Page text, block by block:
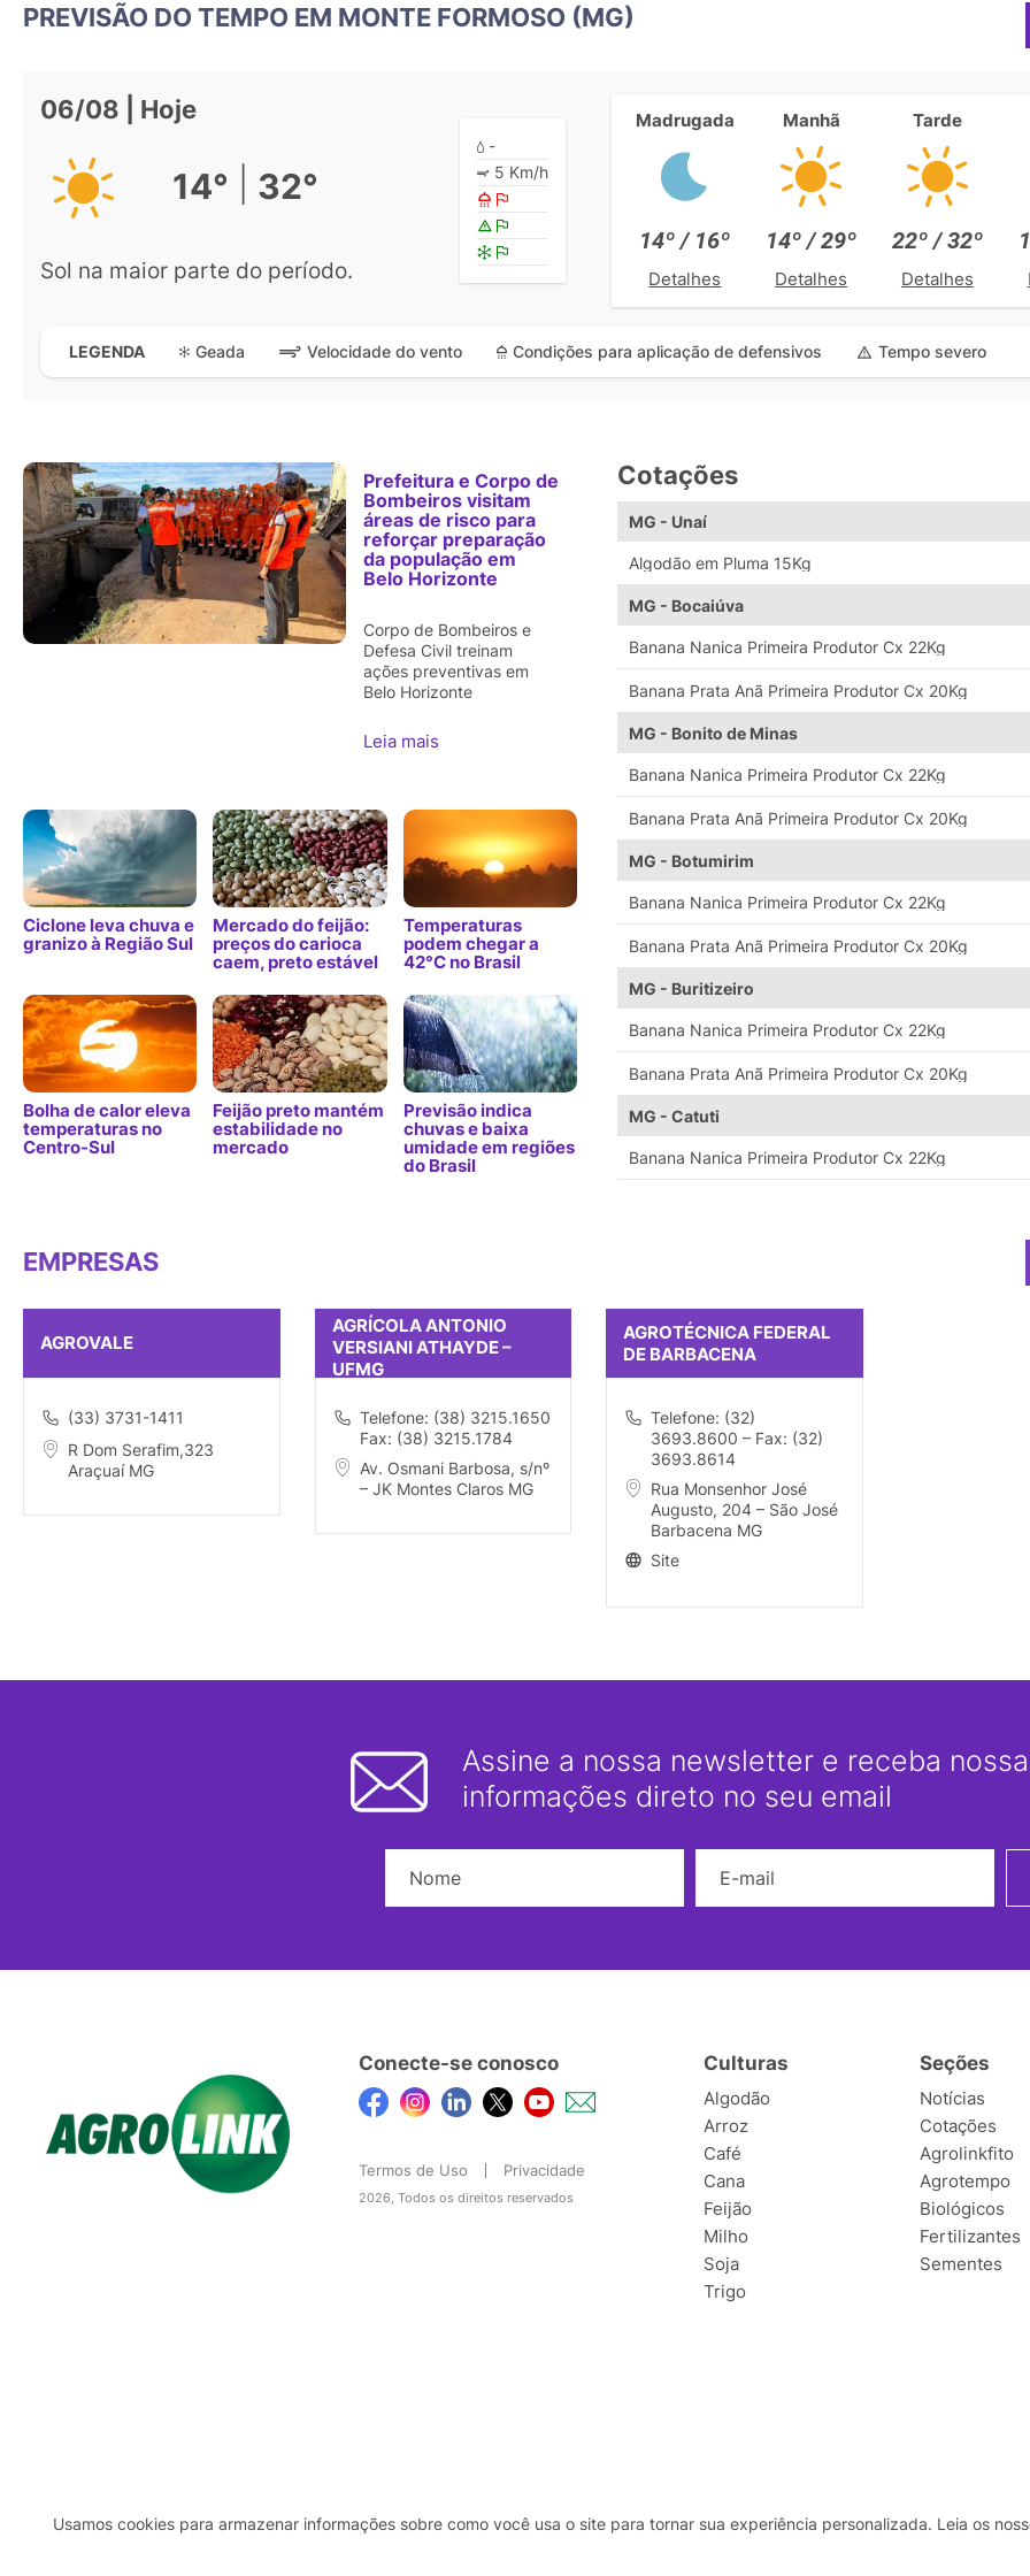
PREVISÃO DO TEMPO EM MONTE FORMOSO (MG)
06/08 | Hoje
14° 32°
Sol na maior parte do período.
-
5 Km/h
Madrugada
14º / 16º
Detalhes
Manhã
14º / 29º
Detalhes
Tarde
22º / 32º
Detalhes
LEGENDA Geada Velocidade do vento Condições para aplicação de defensivos Tempo severo
Prefeitura e Corpo de
Bombeiros visitam
áreas de risco para
reforçar preparação
da população em
Belo Horizonte
Corpo de Bombeiros e
Defesa Civil treinam
ações preventivas em
Belo Horizonte
Leia mais
Ciclone leva chuva e
granizo à Região Sul
Mercado do feijão:
preços do carioca
caem, preto estável
Temperaturas
podem chegar a
42°C no Brasil
Bolha de calor eleva
temperaturas no
Centro-Sul
Feijão preto mantém
estabilidade no
mercado
Previsão indica
chuvas e baixa
umidade em regiões
do Brasil
Cotações
MG - Unaí
Algodão em Pluma 15Kg
MG - Bocaiúva
Banana Nanica Primeira Produtor Cx 22Kg
Banana Prata Anã Primeira Produtor Cx 20Kg
MG - Bonito de Minas
Banana Nanica Primeira Produtor Cx 22Kg
Banana Prata Anã Primeira Produtor Cx 20Kg
MG - Botumirim
Banana Nanica Primeira Produtor Cx 22Kg
Banana Prata Anã Primeira Produtor Cx 20Kg
MG - Buritizeiro
Banana Nanica Primeira Produtor Cx 22Kg
Banana Prata Anã Primeira Produtor Cx 20Kg
MG - Catuti
Banana Nanica Primeira Produtor Cx 22Kg
EMPRESAS
AGROVALE
(33) 3731-1411
R Dom Serafim,323
Araçuaí MG
AGRÍCOLA ANTONIO
VERSIANI ATHAYDE –
UFMG
Telefone: (38) 3215.1650
Fax: (38) 3215.1784
Av. Osmani Barbosa, s/nº
– JK Montes Claros MG
AGROTÉCNICA FEDERAL
DE BARBACENA
Telefone: (32)
3693.8600 – Fax: (32)
3693.8614
Rua Monsenhor José
Augusto, 204 – São José
Barbacena MG
Site
Assine a nossa newsletter e receba
informações direto no seu email
Conecte-se conosco
Termos de Uso Privacidade
2026, Todos os direitos reservados
Culturas
Algodão
Arroz
Café
Cana
Feijão
Milho
Soja
Trigo
Seções
Notícias
Cotações
Agrolinkfito
Agrotempo
Biológicos
Fertilizantes
Sementes
Usamos cookies para armazenar informações sobre como você usa o site para tornar sua experiência personalizada. Leia os